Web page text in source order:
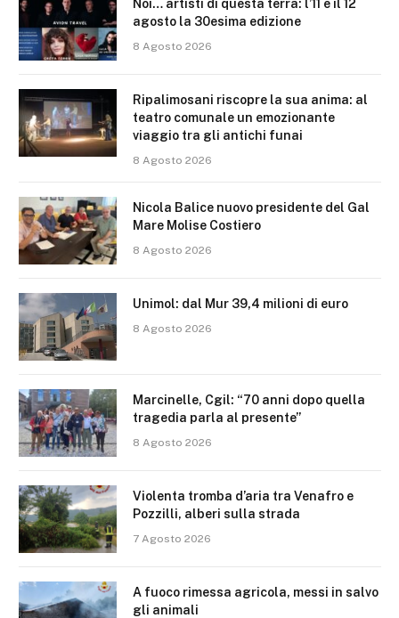
Noi… artisti di questa terra: l’11 e il 12
agosto la 30esima edizione
8 Agosto 2026
Ripalimosani riscopre la sua anima: al
teatro comunale un emozionante
viaggio tra gli antichi funai
8 Agosto 2026
Nicola Balice nuovo presidente del Gal
Mare Molise Costiero
8 Agosto 2026
Unimol: dal Mur 39,4 milioni di euro
8 Agosto 2026
Marcinelle, Cgil: “70 anni dopo quella
tragedia parla al presente”
8 Agosto 2026
Violenta tromba d’aria tra Venafro e
Pozzilli, alberi sulla strada
7 Agosto 2026
A fuoco rimessa agricola, messi in salvo
gli animali